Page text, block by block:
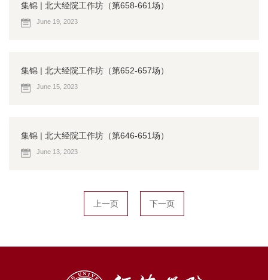
集锦 | 北大经院工作坊（第658-661场）
June 19, 2023
集锦 | 北大经院工作坊（第652-657场）
June 15, 2023
​集锦 | 北大经院工作坊（第646-651场）
June 13, 2023
上一页 下一页